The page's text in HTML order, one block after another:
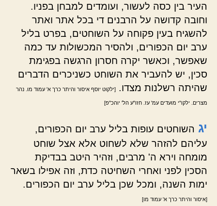
העיר בין כסה לעשור, ועומדים למבחן בפניו.
וחובה קדושה על הרבנים די בכל אתר ואתר
להשגיח בעין פקוחה על השוחטים, בפרט בליל
ערב יום הכפורים, ולהסיר המכשולות עד כמה
שאפשר, וכאשר יקרה חסרון הרגשה בפגימת
סכין, יש להעביר את השוחט כשניכרים הדברים
שהיתה רשלנות מצדו. [ילקוט יוסף איסור והיתר כרך א' עמוד מו. נהר
מצרים. ילקו"י מועדים עמ' עז. חזו"ע הל' יוהכ"פ]
יג השוחטים עופות בליל ערב יום הכפורים,
עליהם להזהר שלא לשחוט אלא אצל שוחט
מומחה וירא ה' מרבים, וזהיר היטב בבדיקת
הסכין לפני ואחרי השחיטה כדת, וזה אפילו בשאר
ימות השנה, ומכל שכן בליל ערב יום הכפורים.
[איסור והיתר כרך א' עמוד מו]